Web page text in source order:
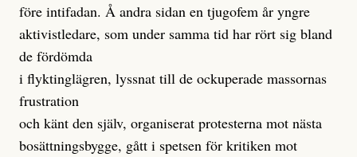
före intifadan. Å andra sidan en tjugofem år yngre
aktivistledare, som under samma tid har rört sig bland
de fördömda
i flyktinglägren, lyssnat till de ockuperade massornas
frustration
och känt den själv, organiserat protesterna mot nästa
bosättningsbygge, gått i spetsen för kritiken mot